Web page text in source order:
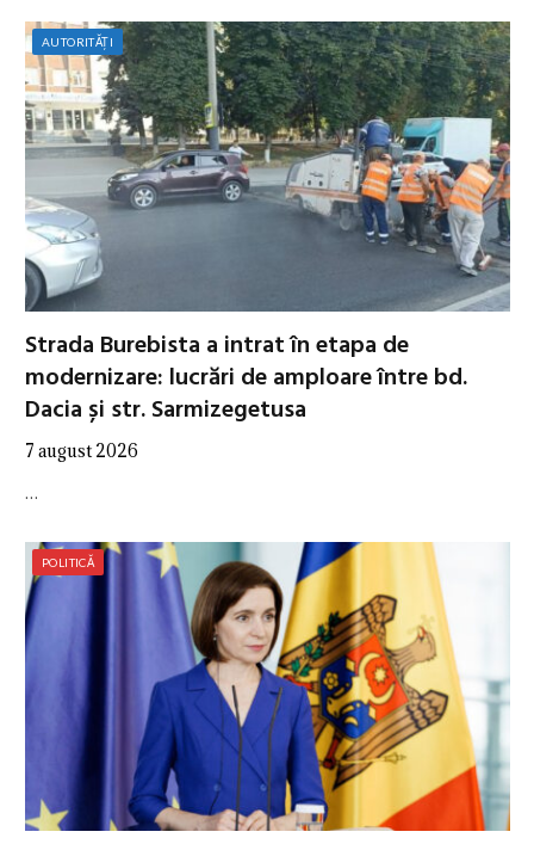
AUTORITĂȚI
Strada Burebista a intrat în etapa de
modernizare: lucrări de amploare între bd.
Dacia și str. Sarmizegetusa
7 august 2026
…
POLITICĂ